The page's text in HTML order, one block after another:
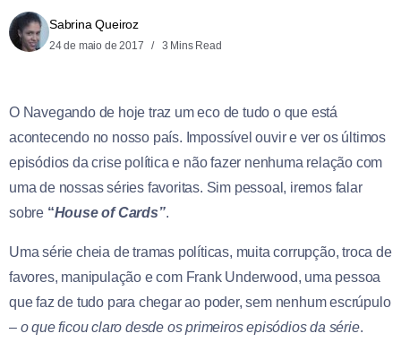
Sabrina Queiroz
24 de maio de 2017 3 Mins Read
O Navegando de hoje traz um eco de tudo o que está
acontecendo no nosso país. Impossível ouvir e ver os últimos
episódios da crise política e não fazer nenhuma relação com
uma de nossas séries favoritas. Sim pessoal, iremos falar
sobre “House of Cards”.
Uma série cheia de tramas políticas, muita corrupção, troca de
favores, manipulação e com Frank Underwood, uma pessoa
que faz de tudo para chegar ao poder, sem nenhum escrúpulo
– o que ficou claro desde os primeiros episódios da série.